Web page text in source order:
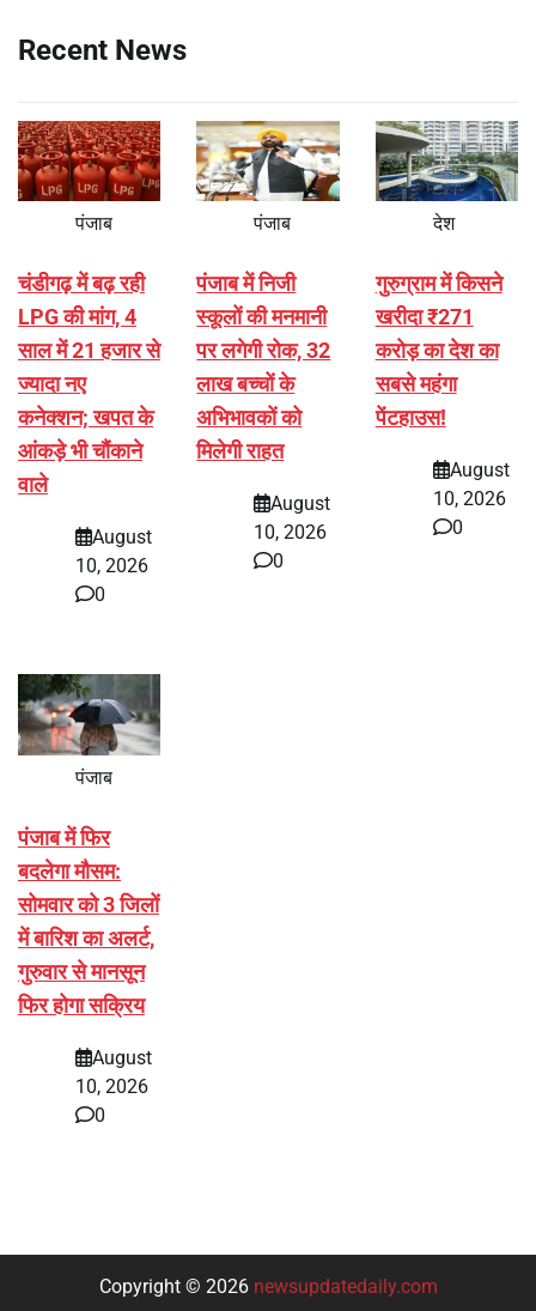
Recent News
पंजाब
चंडीगढ़ में बढ़ रही
LPG की मांग, 4
साल में 21 हजार से
ज्यादा नए
कनेक्शन; खपत के
आंकड़े भी चौंकाने
वाले
August
10, 2026
0
पंजाब
पंजाब में निजी
स्कूलों की मनमानी
पर लगेगी रोक, 32
लाख बच्चों के
अभिभावकों को
मिलेगी राहत
August
10, 2026
0
देश
गुरुग्राम में किसने
खरीदा ₹271
करोड़ का देश का
सबसे महंगा
पेंटहाउस!
August
10, 2026
0
पंजाब
पंजाब में फिर
बदलेगा मौसम:
सोमवार को 3 जिलों
में बारिश का अलर्ट,
गुरुवार से मानसून
फिर होगा सक्रिय
August
10, 2026
0
Copyright © 2026 newsupdatedaily.com